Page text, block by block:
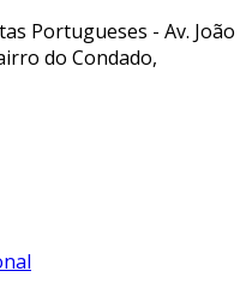
Portugueses - Av. João
do Condado,